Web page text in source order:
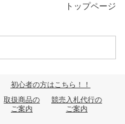
トップページ
初心者の方はこちら！！
取扱商品の
ご案内
競売入札代行の
ご案内